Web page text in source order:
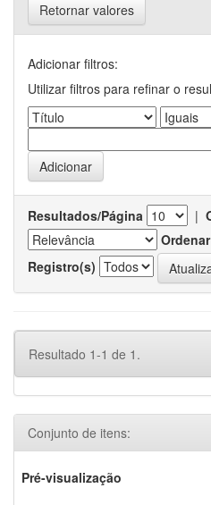
Retornar valores
Adicionar filtros:
Utilizar filtros para refinar o
Resultados/Página |
Ordenar
Registro(s)
Resultado 1-1 de 1.
Conjunto de itens:
Pré-visualização